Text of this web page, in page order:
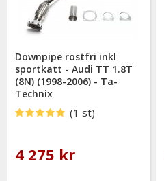
Downpipe rostfri inkl
sportkatt - Audi TT 1.8T
(8N) (1998-2006) - Ta-
Technix
(1 st)
4 275 kr